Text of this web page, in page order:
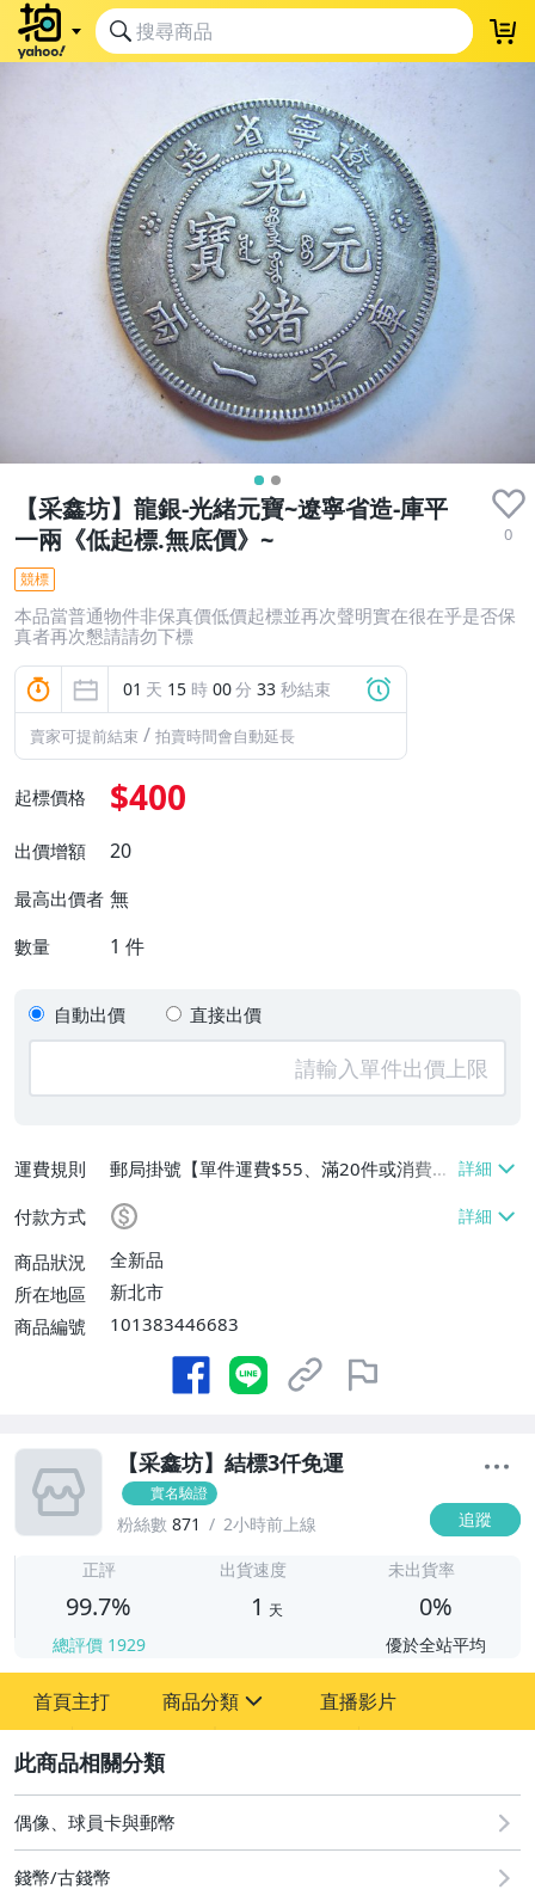
【采鑫坊】龍銀-光緒元寶~遼寧省造-庫平
一兩《低起標.無底價》~
0
競標
本品當普通物件非保真價低價起標並再次聲明實在很在乎是否保
真者再次懇請請勿下標
01 天 15 時 00分 32 秒結束
賣家可提前結束 / 拍賣時間會自動延長
起標價格 $400
出價增額 20
最高出價者 無
數量 1 件
自動出價 直接出價
運費規則
郵局掛號【單件運費$55、滿20件或消費滿
$3000免運費】
付款方式
商品狀況
全新品
所在地區
新北市
商品編號
101383446683
【采鑫坊】結標3仟免運
實名驗證
粉絲數 871 2小時前上線 追蹤
正評
99.7%
總評價 1929
出貨速度
1 天
未出貨率
0%
優於全站平均
首頁主打 商品分類
圖書/影音/文具
成人專區
直播影片
偶像、球員卡與郵幣
錢幣/古錢幣